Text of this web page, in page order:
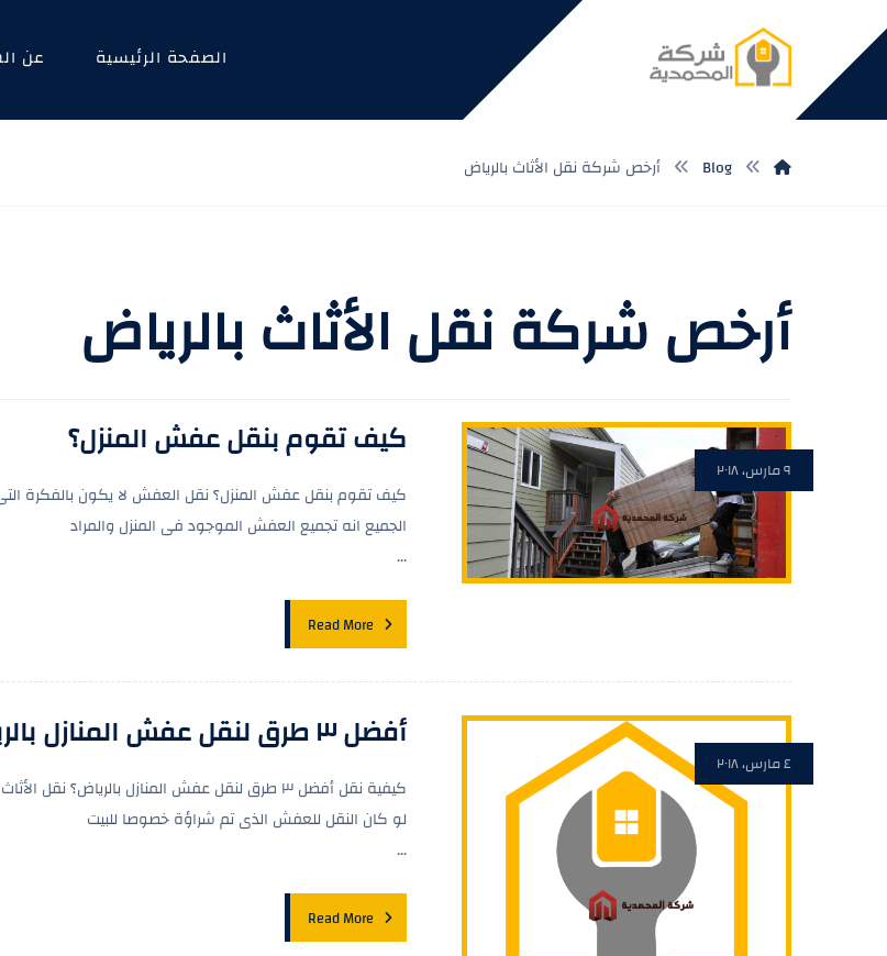
الصفحة الرئيسية عن
Blog أرخص شركة نقل الأثاث بالرياض
أرخص شركة نقل الأثاث بالرياض
كيف تقوم بنقل عفش المنزل؟
٩ مارس، ٢٠١٨
كيف تقوم بنقل عفش المنزل؟ نقل العفش لا يكون بالفكرة
الجميع انه تجميع العفش الموجود فى المنزل والمراد
...
Read More
أفضل ٣ طرق لنقل عفش المنازل بالرياض
٤ مارس، ٢٠١٨
كيفية نقل أفضل ٣ طرق لنقل عفش المنازل بالرياض؟ نقل
لو كان النقل للعفش الذى تم شراؤة خصوصا للبيت
...
Read More